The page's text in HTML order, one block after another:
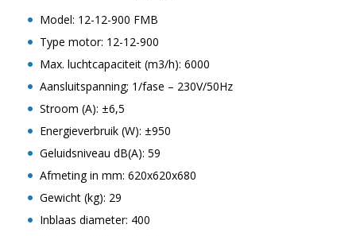
Model: 12-12-900 FMB
Type motor: 12-12-900
Max. luchtcapaciteit (m3/h): 6000
Aansluitspanning; 1/fase – 230V/50Hz
Stroom (A): ±6,5
Energieverbruik (W): ±950
Geluidsniveau dB(A): 59
Afmeting in mm: 620x620x680
Gewicht (kg): 29
Inblaas diameter: 400